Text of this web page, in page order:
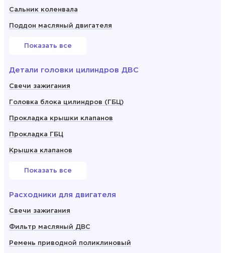
Сальник коленвала
Поддон масляный двигателя
Показать все
Детали головки цилиндров ДВС
Свечи зажигания
Головка блока цилиндров (ГБЦ)
Прокладка крышки клапанов
Прокладка ГБЦ
Крышка клапанов
Показать все
Расходники для двигателя
Свечи зажигания
Фильтр масляный ДВС
Ремень приводной поликлиновый